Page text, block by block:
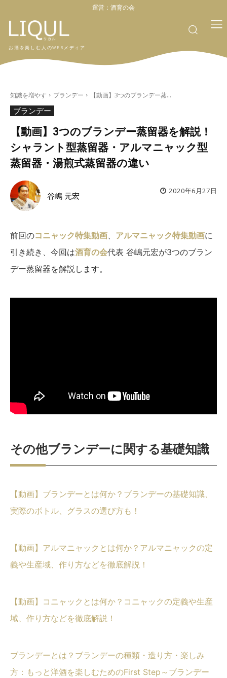
運営： 酒育の会
お酒を楽しむ人のWEBメディア
知識を増やす ブランデー 【動画】3つのブランデー蒸...
ブランデー
【動画】3つのブランデー蒸留器を解説！
シャラント型蒸留器・アルマニャック型
蒸留器・湯煎式蒸留器の違い
谷嶋 元宏 2020年6月27日
前回のコニャック特集動画 アルマニャック特集動画に
引き続き、今回は酒育の会代表 谷嶋元宏が3つのブラン
デー蒸留器を解説します。
その他ブランデーに関する基礎知識
【動画】ブランデーとは何か？ブランデーの基礎知識、
実際のボトル、グラスの選び方も！
【動画】アルマニャックとは何か？アルマニャックの定
義や生産域、作り方などを徹底解説！
【動画】コニャックとは何か？コニャックの定義や生産
域、作り方などを徹底解説！
ブランデーとは？ブランデーの種類・造り方・楽しみ
方：もっと洋酒を楽しむためのFirst Step～ブランデー